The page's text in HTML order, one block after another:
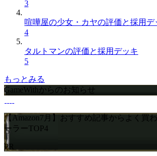
3
喧嘩屋の少女・カヤの評価と採用デ
4
タルトマンの評価と採用デッキ
5
もっとみる
GameWithからのお知らせ
【Amazon7月】おすすめ記事からよく買
ーラーTOP4
PR